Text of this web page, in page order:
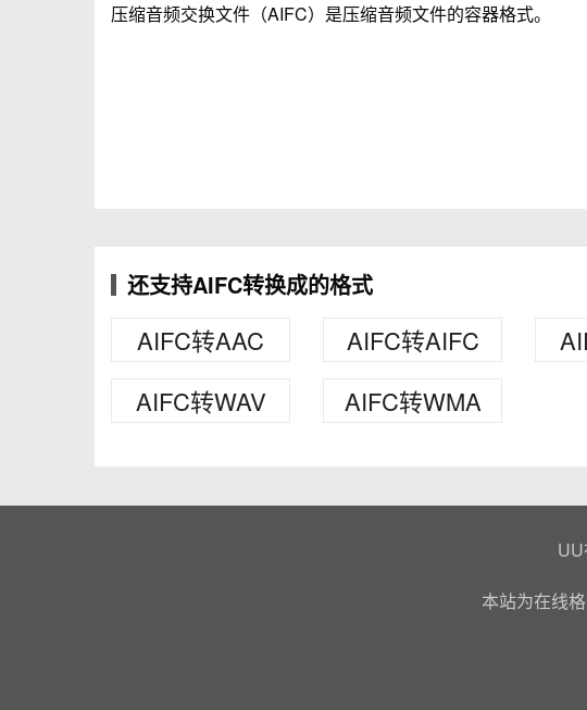
压缩音频交换文件（AIFC）是压缩音频文件的容器格式。
还支持AIFC转换成的格式
AIFC转AAC AIFC转AIFC
AIFC转WAV
AIFC转WMA
本站为在线